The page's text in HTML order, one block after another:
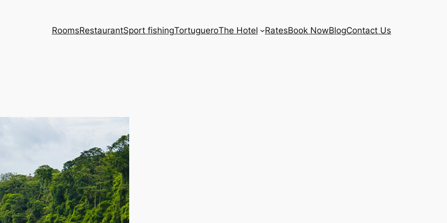
RoomsRestaurantSport fishingTortugueroThe Hotel RatesBook NowBlogContact Us